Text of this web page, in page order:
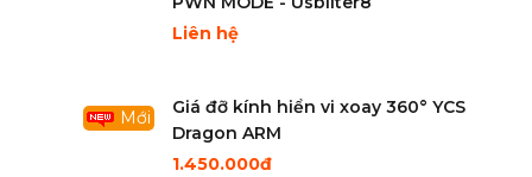
Liên hệ
Mới
Giá đỡ kính hiển vi xoay 360° YCS
Dragon ARM
1.450.000đ